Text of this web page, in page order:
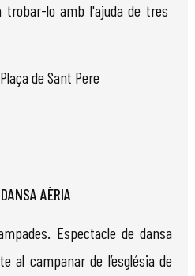
trobar-lo amb l'ajuda de tres
de Sant Pere
AÈRIA
Espectacle de dansa
al campanar de l’església de